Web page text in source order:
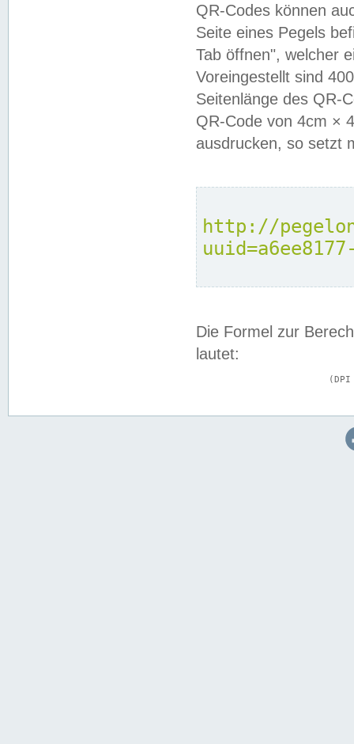
QR-Codes können
Seite eines Pegels
Tab öffnen", welcher
Voreingestellt sind
Seitenlänge des QR-
QR-Code von 4cm ×
ausdrucken, so setzt
http://
Die Formel zur
lautet: